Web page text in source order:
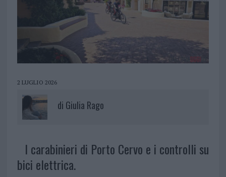
2 LUGLIO 2026
di Giulia Rago
I carabinieri di Porto Cervo e i controlli su
bici elettrica.